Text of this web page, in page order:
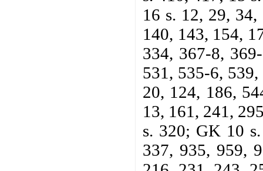
16 s. 12, 29,
140, 143, 154,
334, 367-8,
531, 535-6,
20, 124, 186,
13, 161, 241,
s. 320; GK 10
337, 935, 959,